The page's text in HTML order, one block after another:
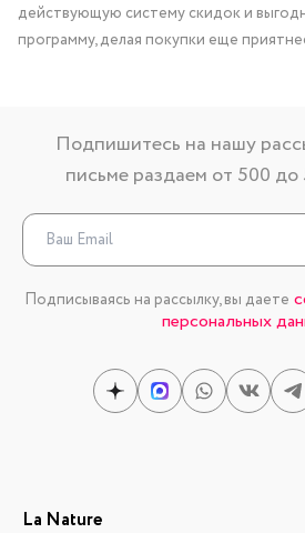
действующую систему скидок и
программу, делая покупки еще
Подпишитесь на нашу
письме раздаем от 500
Подписываясь на рассылку, вы даете
персональных
La Nature